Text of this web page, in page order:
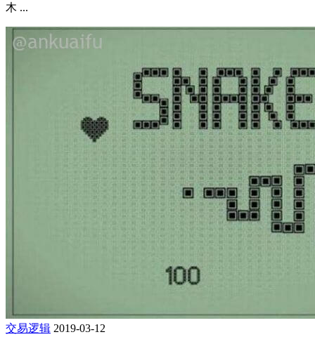
木 ...
交易逻辑 2019-03-12